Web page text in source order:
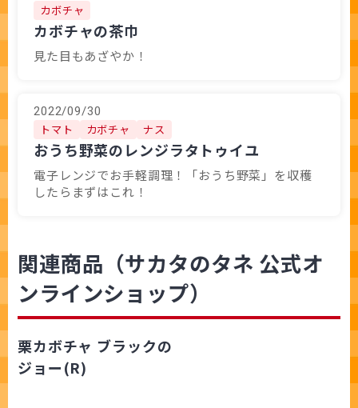
カボチャ
カボチャの茶巾
見た目もあざやか！
2022/09/30
トマト カボチャ ナス
おうち野菜のレンジラタトゥイユ
電子レンジでお手軽調理！「おうち野菜」を収穫
したらまずはこれ！
関連商品（サカタのタネ 公式オ
ンラインショップ）
栗カボチャ ブラックの
ジョー(R)